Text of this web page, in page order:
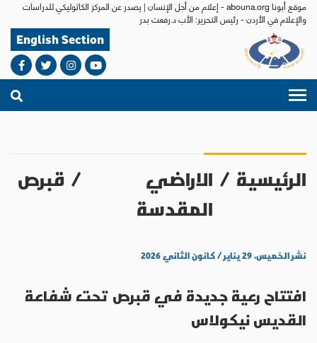
موقع أبونا abouna.org - إعلام من أجل الإنسان | يصدر عن المركز الكاثوليكي للدراسات
والإعلام في الأردن - رئيس التحرير: الأب د.رفعت بدر
English Section
الرئيسية / الاراضي
المقدسة
/ قبرص
نشر الخميس، ٢٩ يناير / كانون الثاني ٢٠٢٦
افتتاح رعية جديدة في قبرص تحت شفاعة
القديس نيكولاس